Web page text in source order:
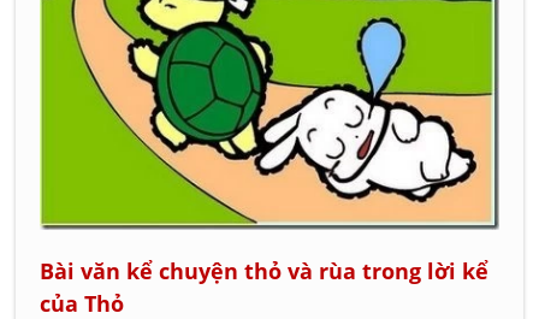
Bài văn kể chuyện thỏ và rùa trong lời kể
của Thỏ